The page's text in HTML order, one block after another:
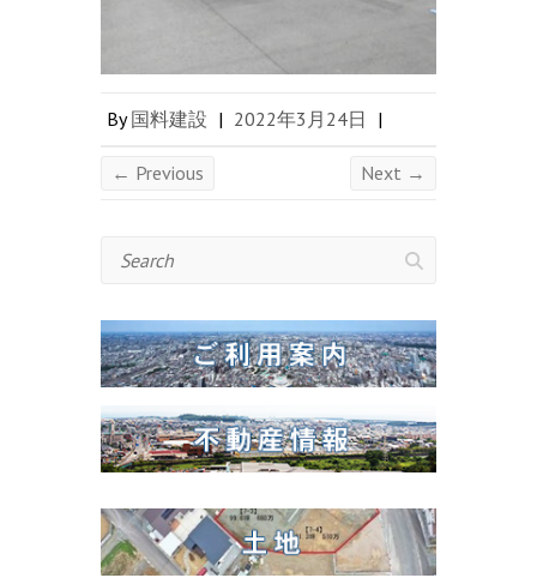
By国料建設 | 2022年3月24日 |
← Previous Next →
Search